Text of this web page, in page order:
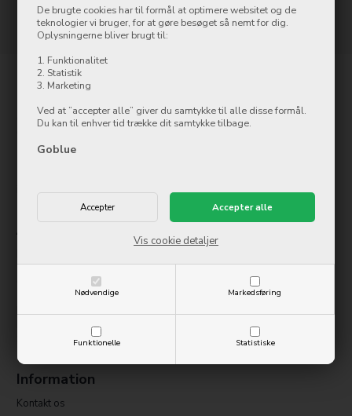
De brugte cookies har til formål at optimere websitet og de
teknologier vi bruger, for at gøre besøget så nemt for dig.
Oplysningerne bliver brugt til:
1. Funktionalitet
2. Statistik
3. Marketing
Ved at ”accepter alle” giver du samtykke til alle disse formål.
Du kan til enhver tid trække dit samtykke tilbage.
Goblue
Nødvendige Markedsføring
Funktionelle Statistiske
Vis cookie detaljer
Side 1/1
Kontakt
Goblue.dk
7500 Holstebro
info@ollycom.dk
Åbningstider
Tirsdag
09:00-17:00
09:00-17:00
09:00-17:00
Fredag
09:00-17:00
10:00-14:00
Lukket
Information
Kontakt os